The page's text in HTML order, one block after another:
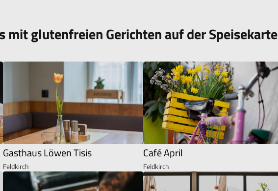
mit glutenfreien Gerichten auf der Speisekarte
Gasthaus Löwen Tisis
Feldkirch
Café April
Feldkirch